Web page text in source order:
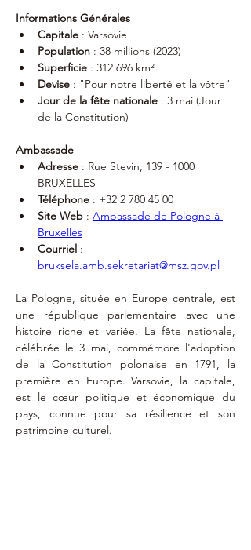
Informations Générales
Capitale : Varsovie
Population : 38 millions (2023)
Superficie : 312 696 km²
Devise : "Pour notre liberté et la vôtre"
Jour de la fête nationale : 3 mai (Jour
de la Constitution)
Ambassade
Adresse : Rue Stevin, 139 - 1000
BRUXELLES
Téléphone : ‭+32 2 780 45 00‬
Site Web : Ambassade de Pologne à
Bruxelles
Courriel :
bruksela.amb.sekretariat@msz.gov.pl
La Pologne, située en Europe centrale, est
une république parlementaire avec une
histoire riche et variée. La fête nationale,
célébrée le 3 mai, commémore l'adoption
de la Constitution polonaise en 1791, la
première en Europe. Varsovie, la capitale,
est le cœur politique et économique du
pays, connue pour sa résilience et son
patrimoine culturel.